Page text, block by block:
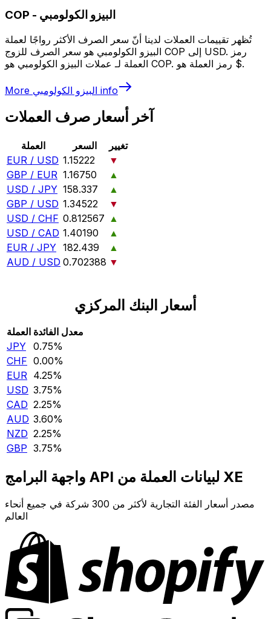
COP - البيزو الكولومبي
تُظهر تقييمات العملات لدينا أنّ سعر الصرف الأكثر رواجًا لعملة
البيزو الكولومبي هو سعر الصرف للزوج COP إلى USD. رمز
العملة لـ عملات البيزو الكولومبي هو COP. رمز العملة هو $.
More البيزو الكولومبي info
آخر أسعار صرف العملات
العملة السعر
تغيير
EUR / USD 1.15222
▼
GBP / EUR 1.16750
▲
USD / JPY 158.337
▲
GBP / USD 1.34522
▼
USD / CHF 0.812567 ▲
USD / CAD 1.40190
▲
EUR / JPY 182.439
▲
AUD / USD 0.702388 ▼
أسعار البنك المركزي
العملة معدل الفائدة
JPY 0.75‎%‎
CHF 0.00‎%‎
EUR 4.25‎%‎
USD 3.75‎%‎
CAD 2.25‎%‎
AUD 3.60‎%‎
NZD 2.25‎%‎
GBP 3.75‎%‎
واجهة البرامج API لبيانات العملة من XE
مصدر أسعار الفئة التجارية لأكثر من 300 شركة في جميع أنحاء
العالم